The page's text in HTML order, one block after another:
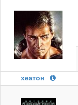
хеатон